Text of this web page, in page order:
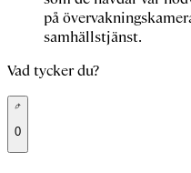
på
samhällstjänst.
Vad tycker du?
0